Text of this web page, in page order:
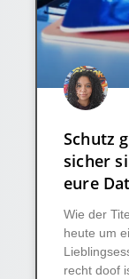
Schutz
sicher
eure
Wie der
heute um
recht doof